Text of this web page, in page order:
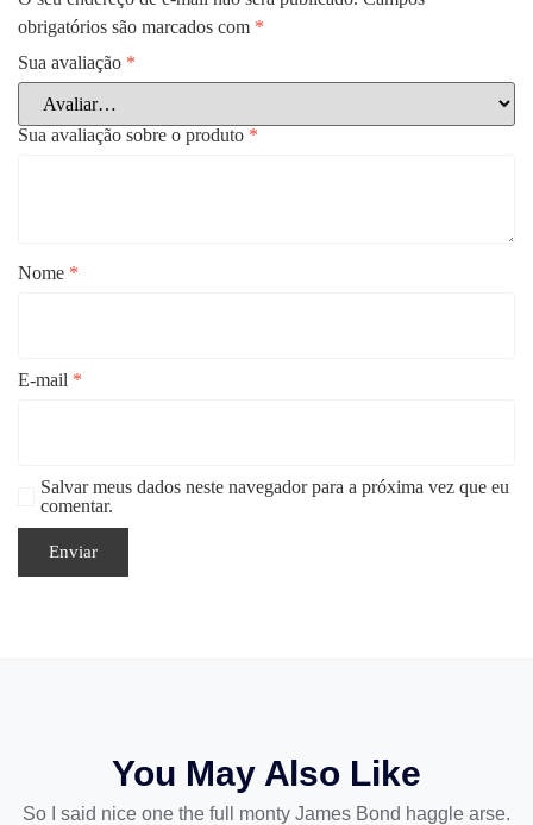
obrigatórios são marcados com *
Sua avaliação *
Sua avaliação sobre o produto *
Nome *
E-mail *
Salvar meus dados neste navegador para a próxima vez que eu
comentar.
You May Also Like
So I said nice one the full monty James Bond haggle arse.